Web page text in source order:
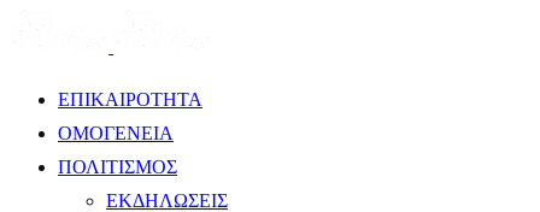
ΕΠΙΚΑΙΡΟΤΗΤΑ
ΟΜΟΓΕΝΕΙΑ
ΠΟΛΙΤΙΣΜΟΣ
ΕΚΔΗΛΩΣΕΙΣ